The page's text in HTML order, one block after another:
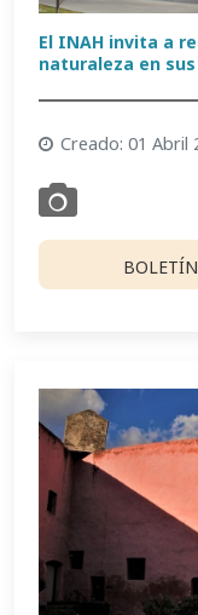
El INAH invita a
naturaleza en
Creado: 01 Abril